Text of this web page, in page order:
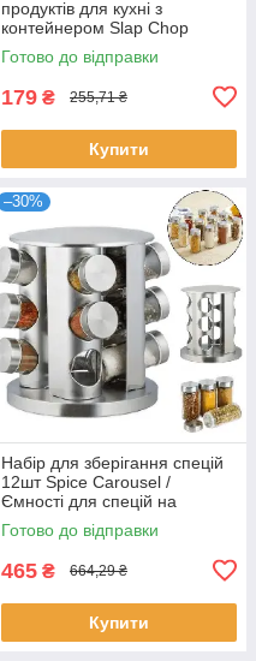
продуктів для кухні з
контейнером Slap Chop
AD10-9 / Механічна
овочерізка кухонна
Готово до відправки
179 ₴ 255,71 ₴
Купити
–30%
Набір для зберігання спецій
12шт Spice Carousel /
Ємності для спецій на
підставці / Карусель для
спецій з обертанням
Готово до відправки
465 ₴ 664,29 ₴
Купити